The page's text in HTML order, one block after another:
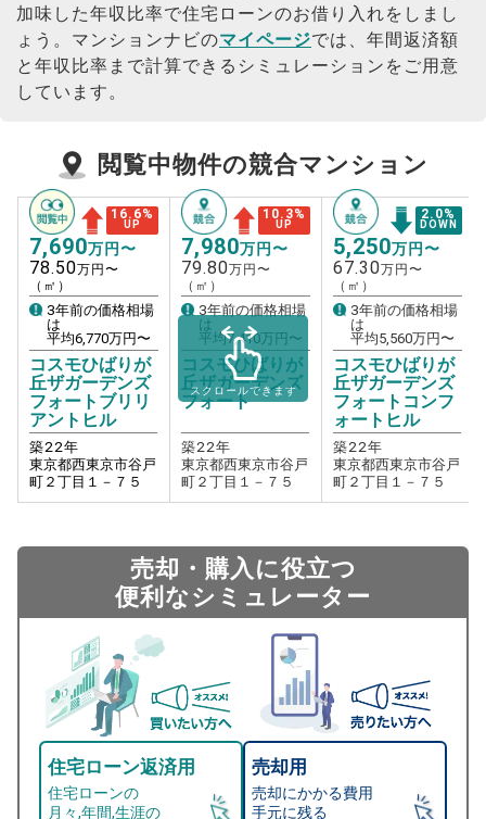
加味した年収比率で住宅ローンのお借り入れをしまし
ょう。 マンションナビのマイページでは、年間返済額
と年収比率まで計算できるシミュレーションをご用意
しています。
閲覧中物件の競合マンション
16.6%
UP
7,690万円〜
78.50万円〜
（㎡）
3年前の価格相場
は
平均6,770万円〜
コスモひばりが
丘ザガーデンズ
フォートブリリ
アントヒル
築22年
東京都西東京市谷戸
町２丁目１－７５
10.3%
UP
7,980万円〜
79.80万円〜
（㎡）
3年前の価格相場
は
平均7,410万円〜
コスモひばりが
丘ザガーデンズ
フォート
築22年
東京都西東京市谷戸
町２丁目１－７５
2.0%
DOWN
5,250万円〜
67.30万円〜
（㎡）
3年前の価格相場
は
平均5,560万円〜
コスモひばりが
丘ザガーデンズ
フォートコンフ
ォートヒル
築22年
東京都西東京市谷戸
町２丁目１－７５
スクロールできます
売却・購入に役立つ
便利なシミュレーター
住宅ローン返済用
住宅ローンの
月々,年間,生涯の
売却用
売却にかかる費用
手元に残る